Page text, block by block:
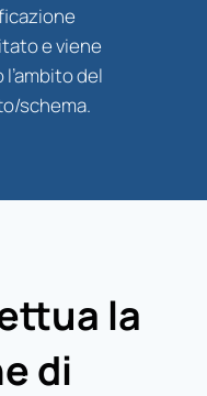
e viene
del
schema.
la
di